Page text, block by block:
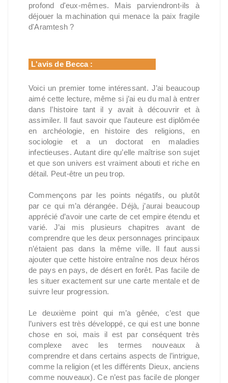
profond d'eux-mêmes. Mais parviendront-ils à
déjouer la machination qui menace la paix fragile
d'Aramtesh ?
L'avis de Becca :
Voici un premier tome intéressant. J’ai beaucoup
aimé cette lecture, même si j’ai eu du mal à entrer
dans l’histoire tant il y avait à découvrir et à
assimiler. Il faut savoir que l’auteure est diplômée
en archéologie, en histoire des religions, en
sociologie et a un doctorat en maladies
infectieuses. Autant dire qu’elle maîtrise son sujet
et que son univers est vraiment abouti et riche en
détail. Peut-être un peu trop.
Commençons par les points négatifs, ou plutôt
par ce qui m’a dérangée. Déjà, j’aurai beaucoup
apprécié d’avoir une carte de cet empire étendu et
varié. J’ai mis plusieurs chapitres avant de
comprendre que les deux personnages principaux
n’étaient pas dans la même ville. Il faut aussi
ajouter que cette histoire entraîne nos deux héros
de pays en pays, de désert en forêt. Pas facile de
les situer exactement sur une carte mentale et de
suivre leur progression.
Le deuxième point qui m’a gênée, c’est que
l’univers est très développé, ce qui est une bonne
chose en soi, mais il est par conséquent très
complexe avec les termes nouveaux à
comprendre et dans certains aspects de l’intrigue,
comme la religion (et les différents Dieux, anciens
comme nouveaux). Ce n’est pas facile de plonger